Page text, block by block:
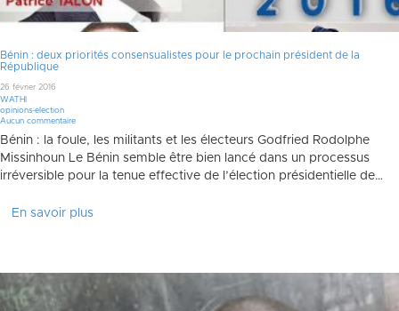
Bénin : deux priorités consensualistes pour le prochain président de la
République
26 février 2016
WATHI
opinions-election
Aucun commentaire
Bénin : la foule, les militants et les électeurs Godfried Rodolphe
Missinhoun Le Bénin semble être bien lancé dans un processus
irréversible pour la tenue effective de l’élection présidentielle de…
En savoir plus